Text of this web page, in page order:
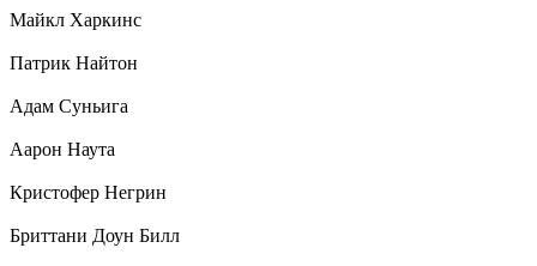
Майкл Харкинс
Патрик Найтон
Адам Суньига
Аарон Наута
Кристофер Негрин
Бриттани Доун Билл